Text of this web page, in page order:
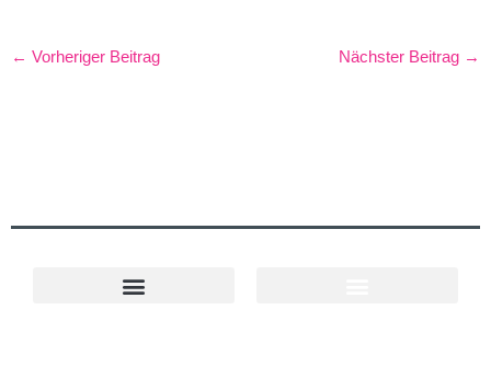
← Vorheriger Beitrag Nächster Beitrag →